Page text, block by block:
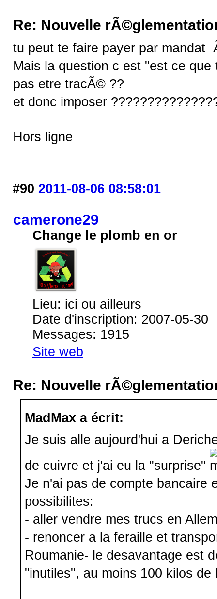
Re: Nouvelle
tu peut te faire payer par
Mais la question c est "est ce
pas etre tracÃ© ??
et donc imposer
Hors ligne
#90 2011-08-06 08:58:01
camerone29
Change le plomb en or
Lieu: ici ou ailleurs
Date d'inscription: 2007-05-30
Messages: 1915
Site web
Re: Nouvelle
MadMax a écrit:
Je suis alle aujourd'hui a
de cuivre et j'ai eu la "surprise"
Je n'ai pas de compte bancaire
possibilites:
- aller vendre mes trucs en
- renoncer a la feraille et
Roumanie- le desavantage est
"inutiles", au moins 100 kilos